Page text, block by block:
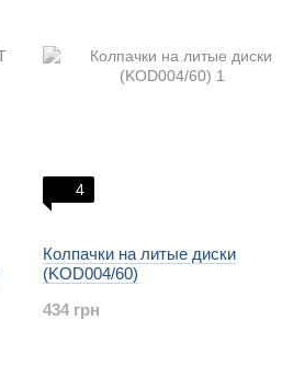
4
Колпачки на литые диски
(KOD004/60)
434 грн